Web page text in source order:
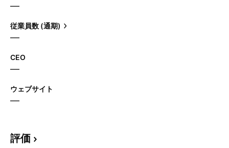
—
従業員数 (通期)
—
CEO
—
ウェブサイト
—
評価